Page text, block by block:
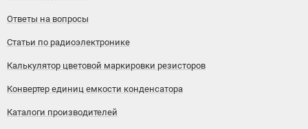
Ответы на вопросы
Статьи по радиоэлектронике
Калькулятор цветовой маркировки резисторов
Конвертер единиц емкости конденсатора
Каталоги производителей